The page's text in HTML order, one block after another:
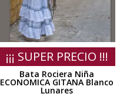
¡¡¡ SUPER PRECIO !!!
Bata Rociera Niña
ECONOMICA GITANA Blanco
Lunares